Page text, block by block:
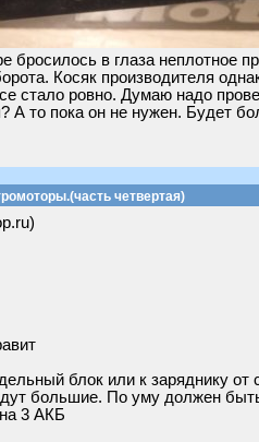
бросилось в глаза неплотное
Косяк производителя
стало ровно. Думаю надо
А то пока он не нужен. Будет
четвертая)
блок или к заряднику от
большие. По уму должен
3 АКБ